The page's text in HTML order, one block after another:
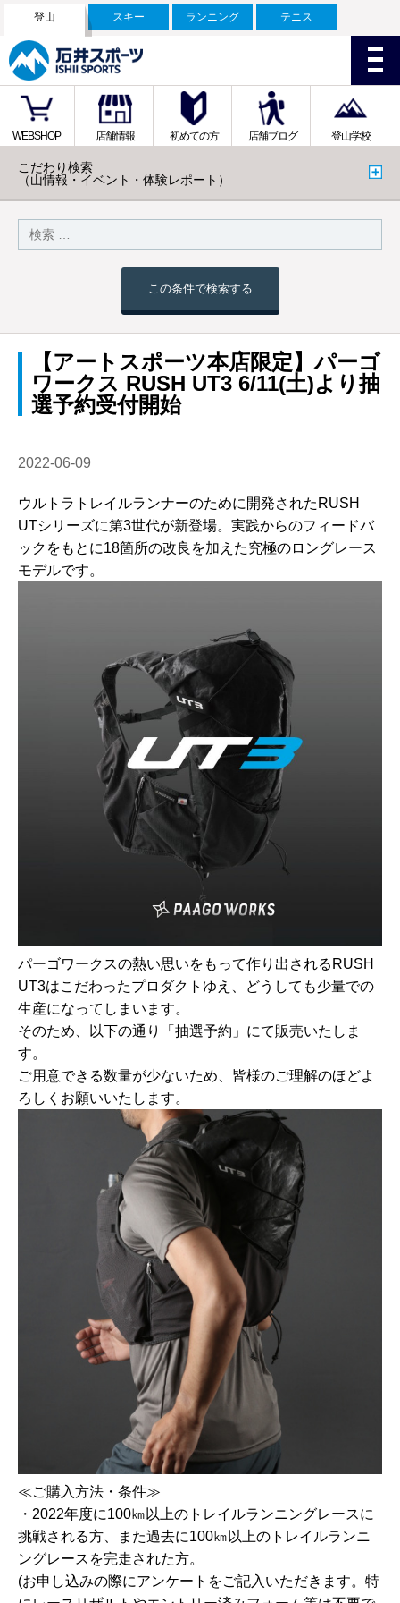
登山 スキー ランニング テニス
WEBSHOP 店舗情報 初めての方 店舗ブログ 登山学校
こだわり検索
（山情報・イベント・体験レポート）
この条件で検索する
【アートスポーツ本店限定】パーゴ
ワークス RUSH UT3 6/11(土)より抽
選予約受付開始
2022-06-09
ウルトラトレイルランナーのために開発されたRUSH
UTシリーズに第3世代が新登場。実践からのフィードバ
ックをもとに18箇所の改良を加えた究極のロングレース
モデルです。
パーゴワークスの熱い思いをもって作り出されるRUSH
UT3はこだわったプロダクトゆえ、どうしても少量での
生産になってしまいます。
そのため、以下の通り「抽選予約」にて販売いたしま
す。
ご用意できる数量が少ないため、皆様のご理解のほどよ
ろしくお願いいたします。
≪ご購入方法・条件≫
・2022年度に100㎞以上のトレイルランニングレースに
挑戦される方、また過去に100㎞以上のトレイルランニ
ングレースを完走された方。
(お申し込みの際にアンケートをご記入いただきます。特